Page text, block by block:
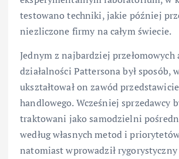
testowano techniki, jakie później
niezliczone firmy na całym świecie.
Jednym z najbardziej przełomowych
działalności Pattersona był sposób,
ukształtował on zawód
handlowego. Wcześniej sprzedawcy
traktowani jako samodzielni
według własnych metod i
natomiast wprowadził